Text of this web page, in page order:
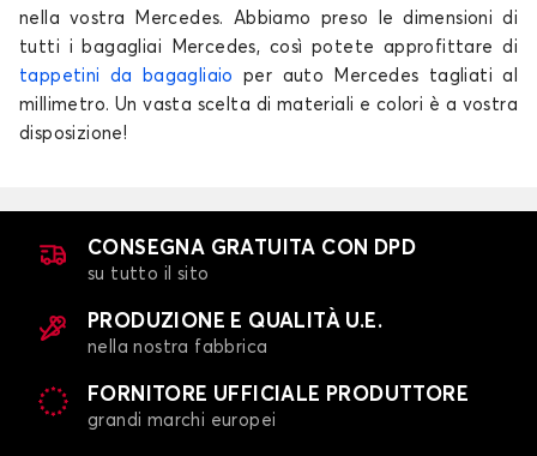
Tappetini per baule per MERCEDES CLA
CLASSE A
nella vostra Mercedes. Abbiamo preso le dimensioni di
tutti i bagagliai Mercedes, così potete approfittare di
tappetini da bagagliaio
per auto Mercedes tagliati al
millimetro. Un vasta scelta di materiali e colori è a vostra
disposizione!
CONSEGNA GRATUITA CON DPD
su tutto il sito
PRODUZIONE E QUALITÀ U.E.
nella nostra fabbrica
FORNITORE UFFICIALE PRODUTTORE
grandi marchi europei